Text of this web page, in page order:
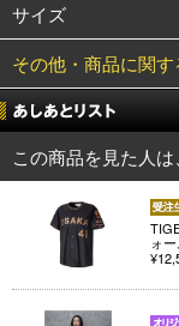
サイズ
その他・商品に関
この商品を見た人
ォ